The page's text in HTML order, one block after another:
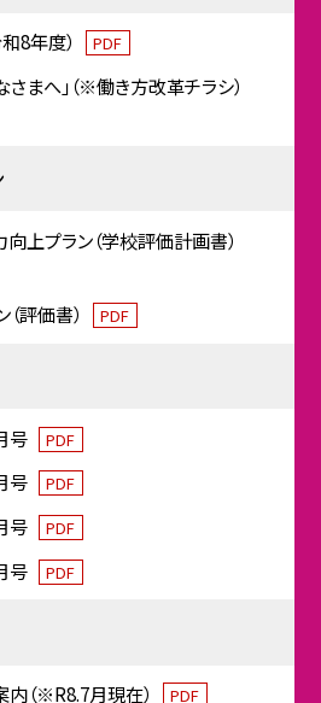
8年度） PDF
さまへ」（※働き方改革チラシ）
上プラン（学校評価計画書）
評価書） PDF
号 PDF
号 PDF
号 PDF
号 PDF
（※R8.7月現在） PDF